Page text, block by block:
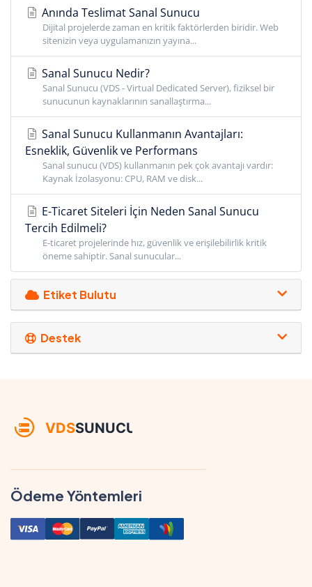
Anında Teslimat Sanal Sunucu
Dijital projelerde zaman en kritik faktörlerden biridir. Web
sitenizin veya uygulamanızın yayına...
Sanal Sunucu Nedir?
Sanal Sunucu (VDS - Virtual Dedicated Server), fiziksel bir
sunucunun kaynaklarının sanallaştırma...
Sanal Sunucu Kullanmanın Avantajları:
Esneklik, Güvenlik ve Performans
Sanal sunucu (VDS) kullanmanın pek çok avantajı vardır:
Kaynak İzolasyonu: CPU, RAM ve disk...
E-Ticaret Siteleri İçin Neden Sanal Sunucu
Tercih Edilmeli?
E-ticaret projelerinde hız, güvenlik ve erişilebilirlik kritik
öneme sahiptir. Sanal sunucular...
Etiket Bulutu
Destek
Ödeme Yöntemleri